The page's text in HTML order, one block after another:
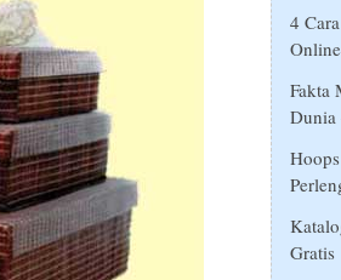
4
Online
Fakta
Dunia
Gratis